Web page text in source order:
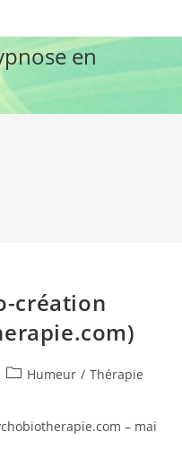
en
création
PostHumeur / Thérapie
– mai